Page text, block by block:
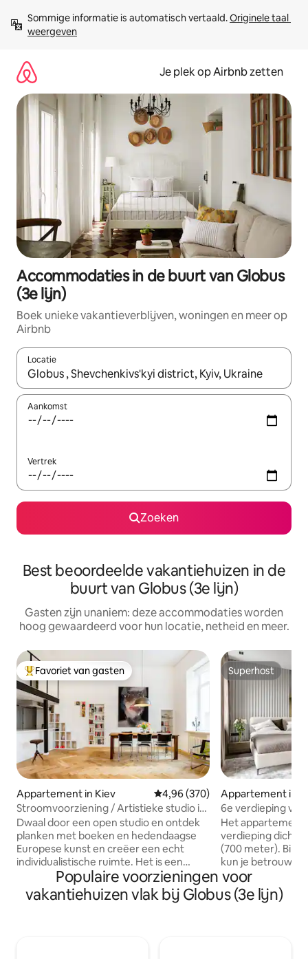
direct
naar
Sommige informatie is automatisch vertaald. Originele taal
weergeven
Je plek op Airbnb zetten
Accommodaties in de buurt van Globus
(3e lijn)
Boek unieke vakantieverblijven, woningen en meer op
Airbnb
Locatie
Wanneer er resultaten beschikbaar zijn, maak je een keuze
Aankomst
Vertrek
Zoeken
Best beoordeelde vakantiehuizen in de
buurt van Globus (3e lijn)
Gasten zijn unaniem: deze accommodaties worden
hoog gewaardeerd voor hun locatie, netheid en meer.
Topfavoriet van gasten
Favoriet van gasten
Appartement in Kiev Gemiddelde beoordeling van
4,96 (370)
Stroomvoorziening / Artistieke studio in
het centrum
Dwaal door een open studio en ontdek
planken met boeken en hedendaagse
Europese kunst en creëer een echt
individualistische ruimte. Het is een
inspirerende stedelijke schuilplaats en
een ideale uitvalsbasis voor het
verkennen van een historische stad. Het
Superhost
Superhost
Appartement in
6e verdieping
Chicago met
parkeergarage
Het appartement
verdieping dicht
(700 meter).
kun je
ondergrondse
trappen. Ramen
gewikkeld in het
Populaire voorzieningen voor
vakantiehuizen vlak bij Globus (3e lijn)